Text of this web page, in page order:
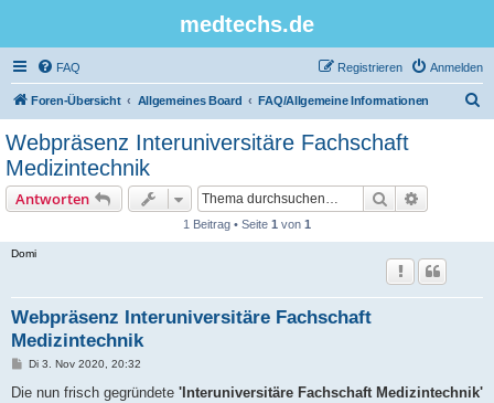
medtechs.de
FAQ Anmelden
Registrieren
Foren-Übersicht Allgemeines Board FAQ/Allgemeine Informationen
Webpräsenz Interuniversitäre Fachschaft
Medizintechnik
Antworten Suche
1 Beitrag • Seite 1 von 1
Domi
Webpräsenz Interuniversitäre Fachschaft
Medizintechnik
B
i
Di 3. Nov 2020, 20:32
Die nun frisch gegründete 'Interuniversitäre Fachschaft Medizintechnik'